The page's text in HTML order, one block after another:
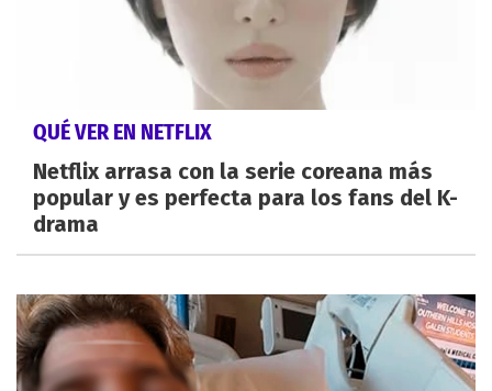
QUÉ VER EN NETFLIX
Netflix arrasa con la serie coreana más
popular y es perfecta para los fans del K-
drama